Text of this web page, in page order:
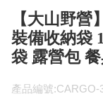
【大山野
裝備收納袋
袋 露營包
產品編號:CARGO-